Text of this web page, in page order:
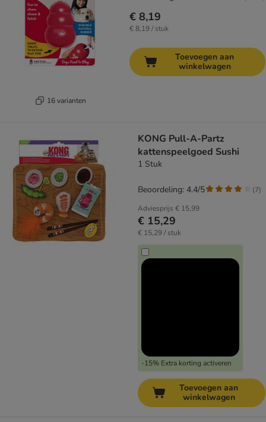
16 varianten
€ 8,19
€ 8,19 / stuk
Toevoegen aan
winkelwagen
KONG Pull-A-Partz
kattenspeelgoed Sushi
1 Stuk
Adviesprijs € 15,99
€ 15,29
€ 15,29 / stuk
-15% Extra korting activeren
Beoordeling: 4.4/5 (7)
Toevoegen aan
winkelwagen